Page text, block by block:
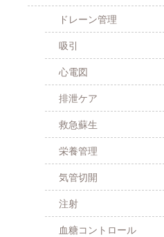
ドレーン管理
吸引
心電図
排泄ケア
救急蘇生
栄養管理
気管切開
注射
血糖コントロール